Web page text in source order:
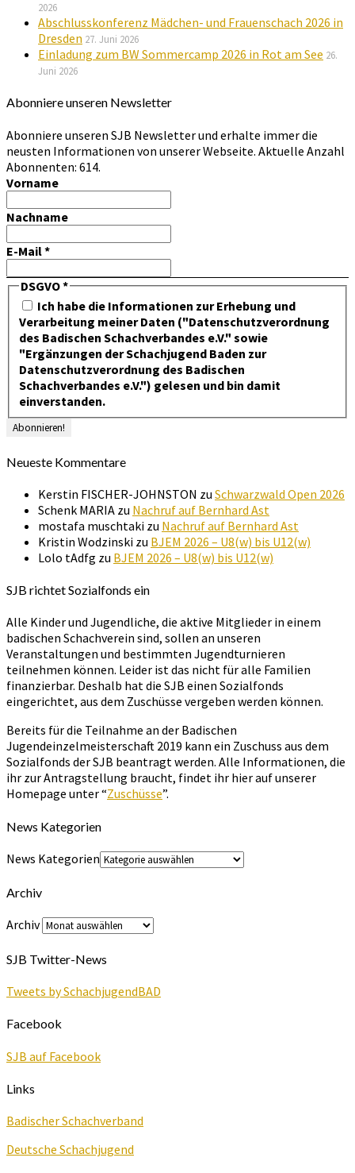
2026
Abschlusskonferenz Mädchen- und Frauenschach 2026 in
Dresden 27. Juni 2026
Einladung zum BW Sommercamp 2026 in Rot am See 26.
Juni 2026
Abonniere unseren Newsletter
Abonniere unseren SJB Newsletter und erhalte immer die
neusten Informationen von unserer Webseite. Aktuelle Anzahl
Abonnenten: 614.
Vorname
Nachname
E-Mail*
DSGVO*
Ich habe die Informationen zur Erhebung und
Verarbeitung meiner Daten ("Datenschutzverordnung
des Badischen Schachverbandes e.V." sowie
"Ergänzungen der Schachjugend Baden zur
Datenschutzverordnung des Badischen
Schachverbandes e.V.") gelesen und bin damit
einverstanden.
Neueste Kommentare
Kerstin FISCHER-JOHNSTON zu Schwarzwald Open 2026
Schenk MARIA zu Nachruf auf Bernhard Ast
mostafa muschtaki zu Nachruf auf Bernhard Ast
Kristin Wodzinski zu BJEM 2026 – U8(w) bis U12(w)
Lolo tAdfg zu BJEM 2026 – U8(w) bis U12(w)
SJB richtet Sozialfonds ein
Alle Kinder und Jugendliche, die aktive Mitglieder in einem
badischen Schachverein sind, sollen an unseren
Veranstaltungen und bestimmten Jugendturnieren
teilnehmen können. Leider ist das nicht für alle Familien
finanzierbar. Deshalb hat die SJB einen Sozialfonds
eingerichtet, aus dem Zuschüsse vergeben werden können.
Bereits für die Teilnahme an der Badischen
Jugendeinzelmeisterschaft 2019 kann ein Zuschuss aus dem
Sozialfonds der SJB beantragt werden. Alle Informationen, die
ihr zur Antragstellung braucht, findet ihr hier auf unserer
Homepage unter “Zuschüsse”.
News Kategorien
News Kategorien
Archiv
Archiv
SJB Twitter-News
Tweets by SchachjugendBAD
Facebook
SJB auf Facebook
Links
Badischer Schachverband
Deutsche Schachjugend